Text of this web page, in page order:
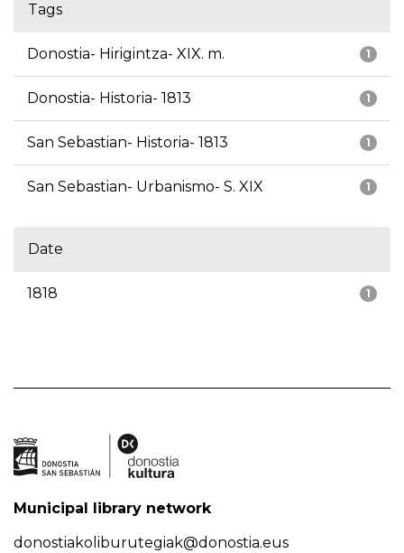
Tags
1
Donostia- Hirigintza- XIX. m.
1
Donostia- Historia- 1813
1
San Sebastian- Historia- 1813
1
San Sebastian- Urbanismo- S. XIX
Date
1
1818
Municipal library network
donostiakoliburutegiak@donostia.eus